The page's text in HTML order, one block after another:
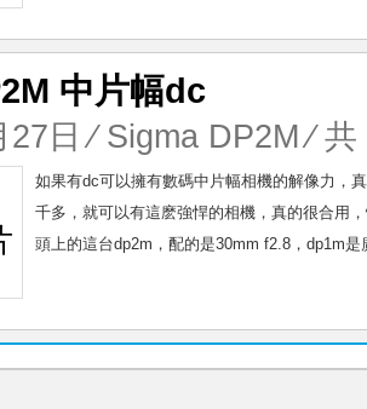
中片幅dc
日 ⁄ Sigma DP2M⁄
如果有dc可以擁有數碼中片幅相機的解像力，
千多，就可以有這麽強悍的相機，真的很合用
頭上的這台dp2m，配的是30mm f2.8，dp1m